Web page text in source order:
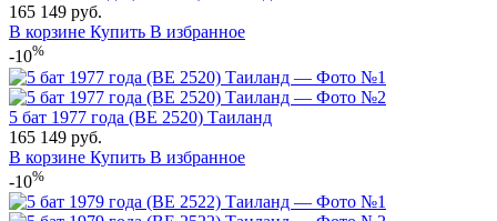
165 149 руб.
В корзине Купить В избранное
-10%
5 бат 1977 года (BE 2520) Таиланд
165 149 руб.
В корзине Купить В избранное
-10%